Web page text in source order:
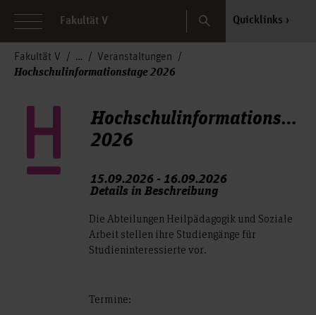
Fakultät V Search Quicklinks
Fakultät V Veranstaltungen
Hochschulinformationstage 2026
2026
15.09.2026 - 16.09.2026
Details in Beschreibung
Die Abteilungen Heilpädagogik und Soziale
Arbeit stellen ihre Studiengänge für
Studieninteressierte vor.
Termine: